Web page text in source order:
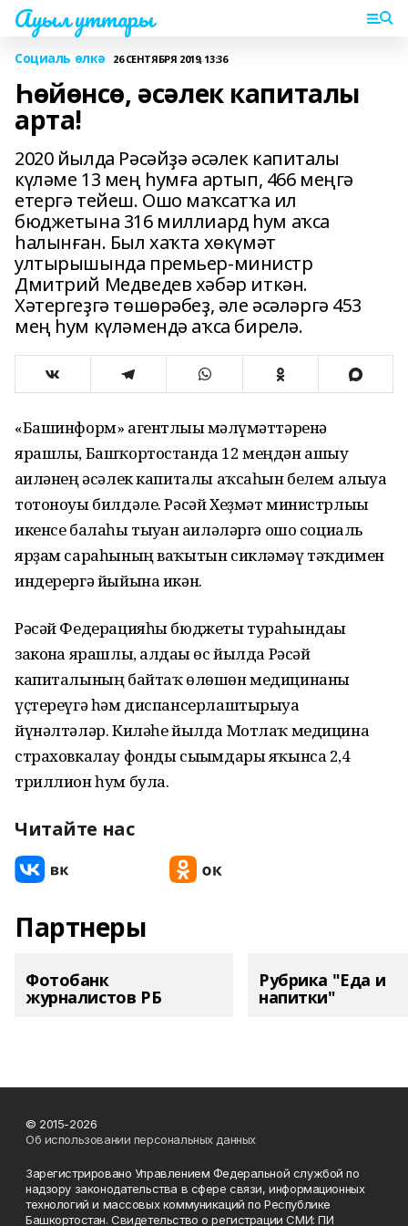
Ауыл уттары
Социаль өлкә 26 СЕНТЯБРЯ 2019, 13:36
Һөйөнсө, әсәлек капиталы
арта!
2020 йылда Рәсәйҙә әсәлек капиталы
күләме 13 мең һумға артып, 466 меңгә
етергә тейеш. Ошо маҡсатҡа ил
бюджетына 316 миллиард һум аҡса
һалынған. Был хаҡта хөкүмәт
ултырышында премьер-министр
Дмитрий Медведев хәбәр иткән.
Хәтергеҙгә төшөрәбеҙ, әле әсәләргә 453
мең һум күләмендә аҡса бирелә.
«Башинформ» агентлығы мәғлүмәттәренә
ярашлы, Башҡортостанда 12 меңдән ашыу
ғаиләнең әсәлек капиталы аҡсаһын белем алыуға
тотоноуы билдәле. Рәсәй Хеҙмәт министрлығы
икенсе балаһы тыуған ғаиләләргә ошо социаль
ярҙам сараһының ваҡытын сикләмәү тәҡдимен
индерергә йыйына икән.
Рәсәй Федерацияһы бюджеты тураһындағы
законға ярашлы, алдағы өс йылда Рәсәй
капиталының байтаҡ өлөшөн медицинаны
үҫтереүгә һәм диспансерлаштырыуға
йүнәлтәләр. Киләһе йылда Мотлаҡ медицина
страховкалау фонды сығымдары яҡынса 2,4
триллион һум була.
Читайте нас
Партнеры
Фотобанк
журналистов РБ
Рубрика "Еда и
напитки"
© 2015-2026
Об использовании персональных данных
Зарегистрировано Управлением Федеральной службой по
надзору законодательства в сфере связи, информационных
технологий и массовых коммуникаций по Республике
Башкортостан. Свидетельство о регистрации СМИ: ПИ